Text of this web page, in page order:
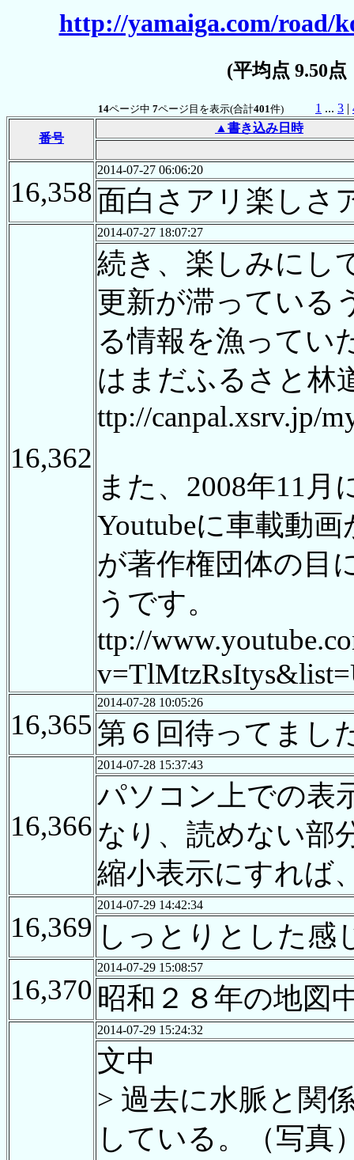
http://yamaiga.com/road/
(平均点 9.50
14ページ中 7ページ目を表示(合計401件) 1 ... 3 |
番号
▲書き込み日時
16,358
2014-07-27 06:06:20
面白さアリ楽しさ
16,362
2014-07-27 18:07:27
続き、楽しみにし
更新が滞っている
る情報を漁ってい
はまだふるさと林
ttp://canpal.xsrv.jp/
また、2008年11
Youtubeに車載動
が著作権団体の目
うです。
ttp://
16,365
2014-07-28 10:05:26
第６回待ってまし
16,366
2014-07-28 15:37:43
パソコン上での表
なり、読めない部
縮小表示にすれば
16,369
2014-07-29 14:42:34
しっとりとした感
16,370
2014-07-29 15:08:57
昭和２８年の地図
2014-07-29 15:24:32
文中
> 過去に水脈と関
している。（写真